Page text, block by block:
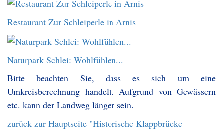
Restaurant Zur Schleiperle in Arnis
Naturpark Schlei: Wohlfühlen...
Bitte beachten Sie, dass es sich um eine
Umkreisberechnung handelt. Aufgrund von Gewässern
etc. kann der Landweg länger sein.
zurück zur Hauptseite "Historische Klappbrücke